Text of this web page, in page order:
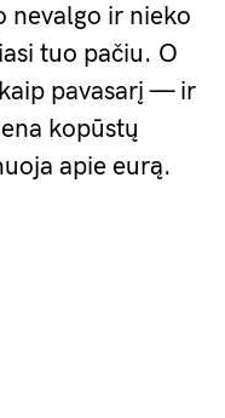
nevalgo ir nieko
tuo pačiu. O
pavasarį — ir
kopūstų
apie eurą.